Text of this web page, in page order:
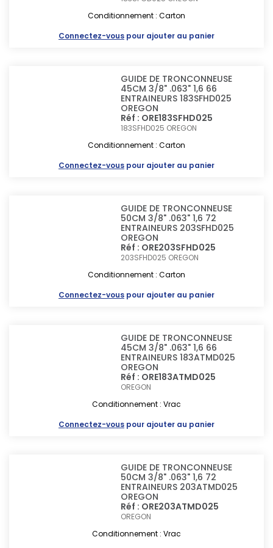
Conditionnement : Carton
Connectez-vous pour ajouter au panier
GUIDE DE TRONCONNEUSE
45CM 3/8" .063" 1,6 66
ENTRAINEURS 183SFHD025
OREGON
Réf : ORE183SFHD025
183SFHD025 OREGON
Conditionnement : Carton
Connectez-vous pour ajouter au panier
GUIDE DE TRONCONNEUSE
50CM 3/8" .063" 1,6 72
ENTRAINEURS 203SFHD025
OREGON
Réf : ORE203SFHD025
203SFHD025 OREGON
Conditionnement : Carton
Connectez-vous pour ajouter au panier
GUIDE DE TRONCONNEUSE
45CM 3/8" .063" 1,6 66
ENTRAINEURS 183ATMD025
OREGON
Réf : ORE183ATMD025
OREGON
Conditionnement : Vrac
Connectez-vous pour ajouter au panier
GUIDE DE TRONCONNEUSE
50CM 3/8" .063" 1,6 72
ENTRAINEURS 203ATMD025
OREGON
Réf : ORE203ATMD025
OREGON
Conditionnement : Vrac